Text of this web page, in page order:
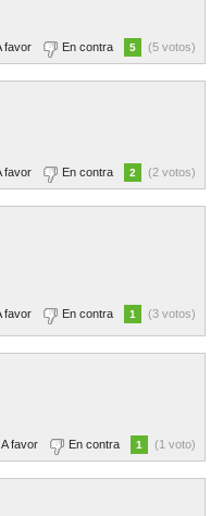
favor En contra 5 (5 votos)
favor En contra 2 (2 votos)
favor En contra 1 (3 votos)
A favor En contra 1 (1 voto)